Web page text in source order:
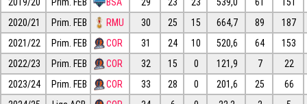
2019/20
Prim. FEB BSA 29 23 23 539,0 61
151
2020/21
Prim. FEB RMU 30 25 15 664,7 89
187
2021/22
Prim. FEB COR 31 24 10 520,6 64
153
2022/23
Prim. FEB COR 32 15 0 121,9 7
22
2023/24
Prim. FEB COR 33 28 0 201,6 25
66